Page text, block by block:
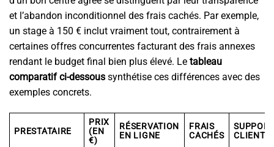
et l’abandon inconditionnel des frais cachés. Par exemple,
un stage à 150 € inclut vraiment tout, contrairement à
certaines offres concurrentes facturant des frais annexes
rendant le budget final bien plus élevé. Le tableau
comparatif ci-dessous synthétise ces différences avec des
exemples concrets.
PRESTATAIRE
PRIX
(EN
€)
RÉSERVATION
EN LIGNE
FRAIS
CACHÉS
SUPPORT
CLIENT